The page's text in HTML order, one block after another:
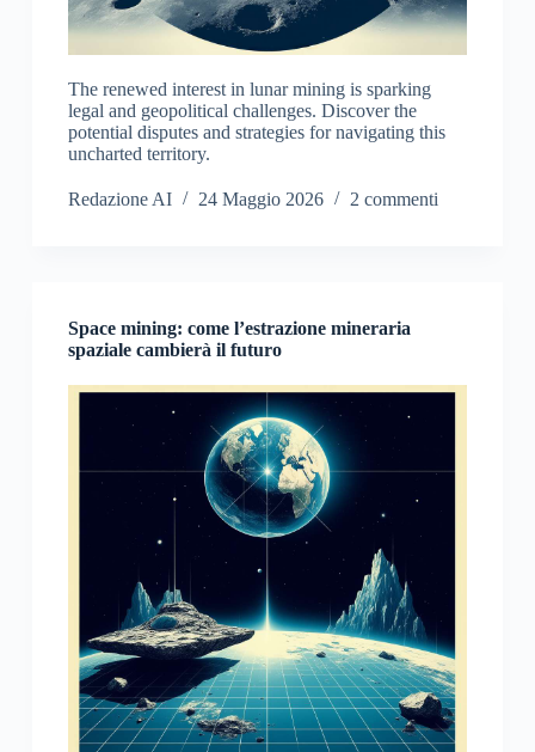
The renewed interest in lunar mining is sparking
legal and geopolitical challenges. Discover the
potential disputes and strategies for navigating this
uncharted territory.
Redazione AI 24 Maggio 2026 2 commenti
Space mining: come l’estrazione mineraria
spaziale cambierà il futuro